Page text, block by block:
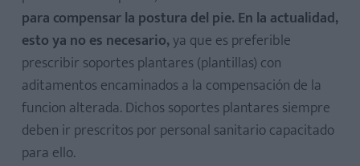
para compensar la postura del pie. En la actualidad,
esto ya no es necesario,ya que es preferible
prescribir soportes plantares (plantillas) con
aditamentos encaminados a la compensación de la
funcion alterada. Dichos soportes plantares siempre
deben ir prescritos por personal sanitario capacitado
para ello.